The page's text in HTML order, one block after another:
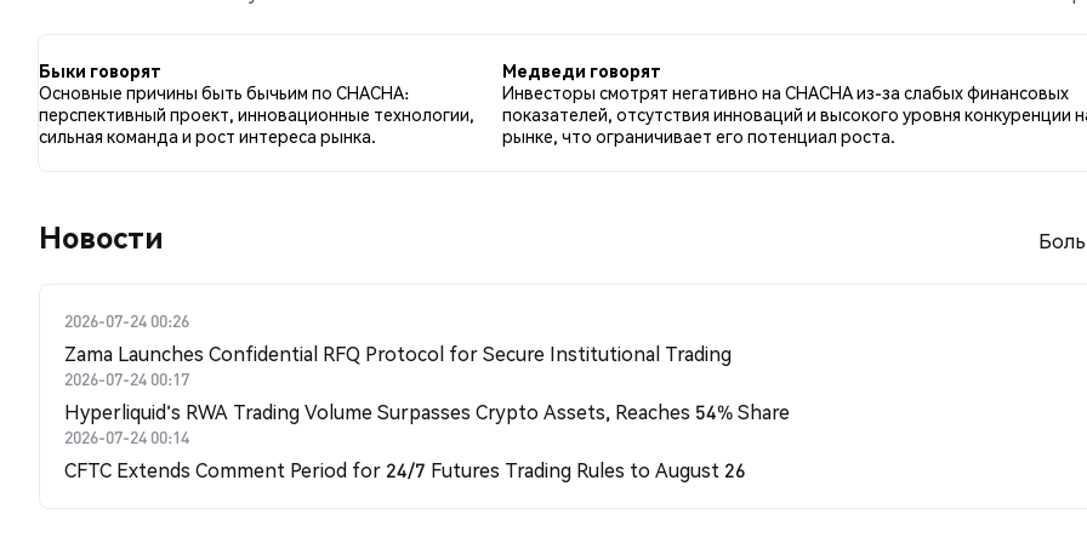
Быки говорят
Основные причины быть бычьим по CHACHA:
перспективный проект, инновационные технологии,
сильная команда и рост интереса рынка.
Медведи говорят
Инвесторы смотрят негативно на CHACHA из-за слабых финансовых
показателей, отсутствия инноваций и высокого уровня конкуренции
рынке, что ограничивает его потенциал роста.
Новости
2026-07-24 00:26
Zama Launches Confidential RFQ Protocol for Secure Institutional Trading
2026-07-24 00:17
Hyperliquid's RWA Trading Volume Surpasses Crypto Assets, Reaches 54% Share
2026-07-24 00:14
CFTC Extends Comment Period for 24/7 Futures Trading Rules to August 26